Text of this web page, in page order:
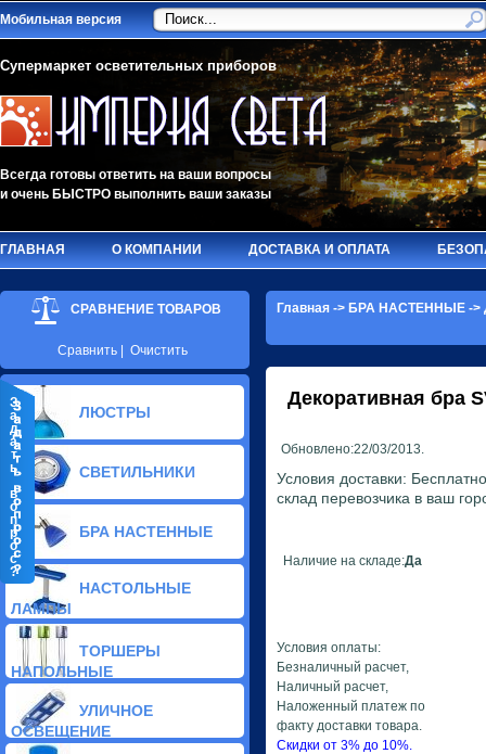
З
а
д
а
т
ь
в
о
п
р
о
с
?
Мобильная версия
Супермаркет осветительных приборов
Всегда готовы ответить на ваши вопросы
и очень БЫСТРО выполнить ваши заказы
ГЛАВНАЯ О КОМПАНИИ ДОСТАВКА И ОПЛАТА
Главная -> БРА НАСТЕННЫЕ ->
Декоративная бра
Обновлено:22/03/2013.
Наличие на складе:Да
Условия оплаты:
Безналичный расчет,
Наличный расчет,
Наложенный платеж по
факту доставки товара.
Скидки от 3% до 10%.
Условия доставки:
склад перевозчика в ваш
СРАВНЕНИЕ ТОВАРОВ
Сравнить Очистить
ЛЮСТРЫ
СВЕТИЛЬНИКИ
БРА НАСТЕННЫЕ
Классические бра (31)
Стеклянные бра (115)
Тиффани бра (9)
Галогенные бра (14)
Хрустальные бра (5)
Светодиодные бра (2)
Декоративные бра (136)
НАСТОЛЬНЫЕ
ЛАМПЫ
ТОРШЕРЫ
НАПОЛЬНЫЕ
УЛИЧНОЕ
ОСВЕЩЕНИЕ